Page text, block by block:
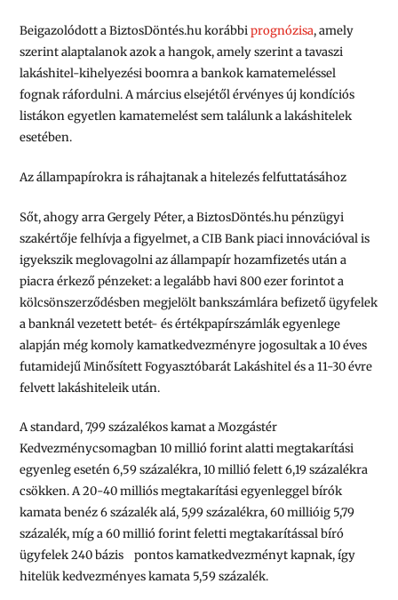
Beigazolódott a BiztosDöntés.hu korábbiprognózisa, amely
szerint alaptalanok azok a hangok, amely szerint a tavaszi
lakáshitel-kihelyezési boomra a bankok kamatemeléssel
fognak ráfordulni. A március elsejétől érvényes új kondíciós
listákon egyetlen kamatemelést sem találunk a lakáshitelek
esetében.
Az állampapírokra is ráhajtanak a hitelezés felfuttatásához
Sőt, ahogy arra Gergely Péter, a BiztosDöntés.hu pénzügyi
szakértője felhívja a figyelmet, a CIB Bank piaci innovációval is
igyekszik meglovagolni az állampapír hozamfizetés után a
piacra érkező pénzeket: a legalább havi 800 ezer forintot a
kölcsönszerződésben megjelölt bankszámlára befizető ügyfelek
a banknál vezetett betét- és értékpapírszámlák egyenlege
alapján még komoly kamatkedvezményre jogosultak a 10 éves
futamidejű Minősített Fogyasztóbarát Lakáshitel és a 11-30 évre
felvett lakáshiteleik után.
A standard, 7,99 százalékos kamat a Mozgástér
Kedvezménycsomagban 10 millió forint alatti megtakarítási
egyenleg esetén 6,59 százalékra, 10 millió felett 6,19 százalékra
csökken. A 20-40 milliós megtakarítási egyenleggel bírók
kamata benéz 6 százalék alá, 5,99 százalékra, 60 millióig 5,79
százalék, míg a 60 millió forint feletti megtakarítással bíró
ügyfelek 240 bázis pontos kamatkedvezményt kapnak, így
hitelük kedvezményes kamata 5,59 százalék.